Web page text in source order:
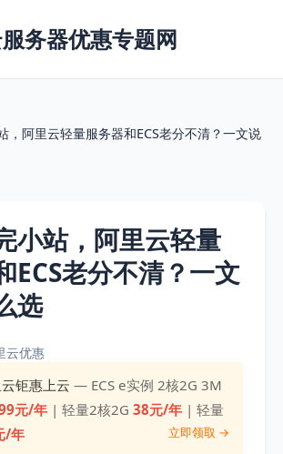
务器优惠专题网
，阿里云轻量服务器和ECS老分不清？一文说
小站，阿里云轻量
ECS老分不清？一文
选
云优惠
钜惠上云 — ECS e实例 2核2G 3M
元/年 | 轻量2核2G38元/年 | 轻量
/年 立即领取 →